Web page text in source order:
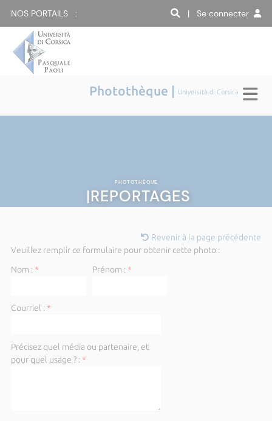
NOS PORTAILS : | Se connecter
Photothèque | Università di Corsica
PHOTOTHÈQUE
|REPORTAGES
Revenir à la page précédente
Veuillez remplir ce formulaire pour obtenir cette photo :
Nom :* Prénom :*
Courriel :*
Précisez quel média ou partenaire, et
pour quel usage ? :*